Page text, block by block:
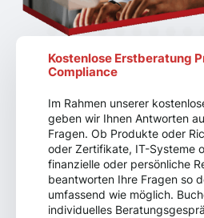
Kostenlose Erstberatung
Compliance
Im Rahmen unserer
geben wir Ihnen Antworten
Fragen. Ob Produkte oder
oder Zertifikate, IT-Systeme
finanzielle oder persönliche
beantworten Ihre Fragen so
umfassend wie möglich.
individuelles